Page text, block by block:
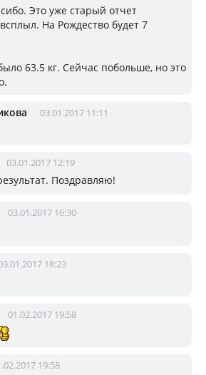
Это уже старый отчет
На Рождество будет 7
63.5 кг. Сейчас побольше, но это
03.01.2017 11:11
03.01.2017 12:19
Поздравляю!
03.01.2017 16:30
18:23
01.02.2017 19:58
19:58